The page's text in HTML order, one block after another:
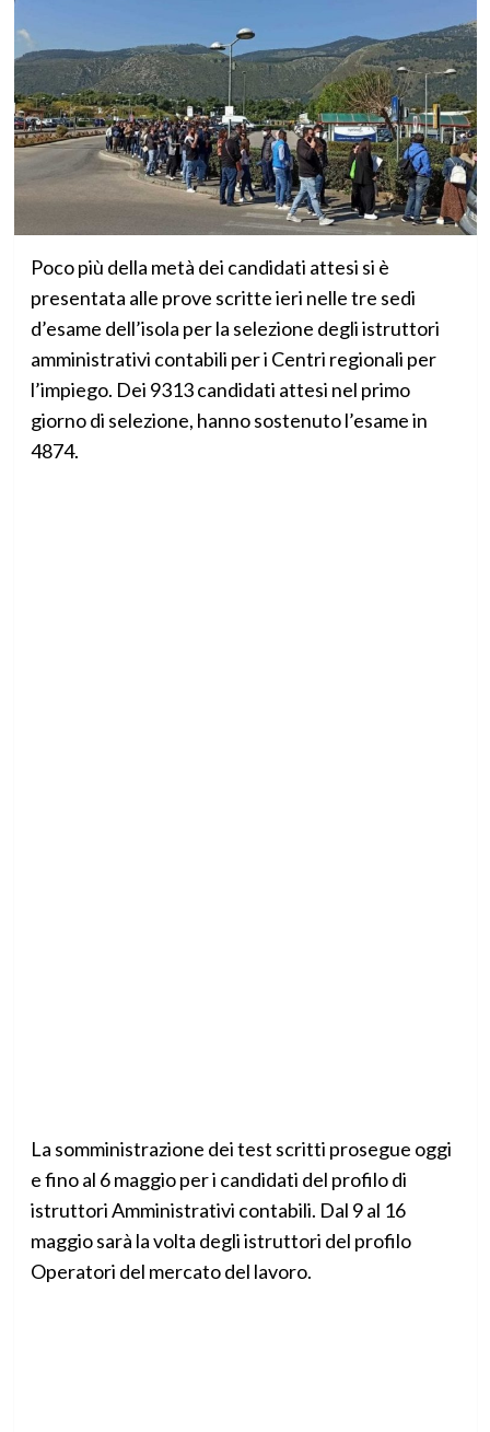
Poco più della metà dei candidati attesi si è
presentata alle prove scritte ieri nelle tre sedi
d’esame dell’isola per la selezione degli istruttori
amministrativi contabili per i Centri regionali per
l’impiego. Dei 9313 candidati attesi nel primo
giorno di selezione, hanno sostenuto l’esame in
4874.
La somministrazione dei test scritti prosegue oggi
e fino al 6 maggio per i candidati del profilo di
istruttori Amministrativi contabili. Dal 9 al 16
maggio sarà la volta degli istruttori del profilo
Operatori del mercato del lavoro.